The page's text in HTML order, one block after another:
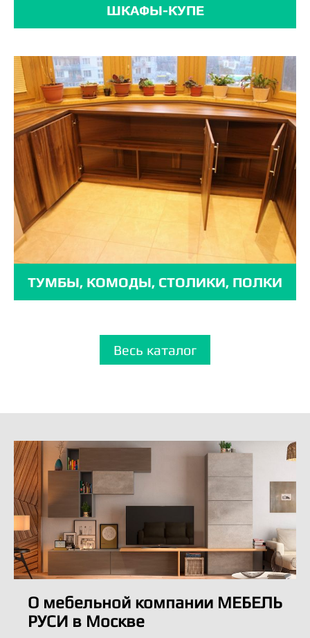
ШКАФЫ-КУПЕ
ТУМБЫ, КОМОДЫ, СТОЛИКИ, ПОЛКИ
Весь каталог
О мебельной компании МЕБЕЛЬ
РУСИ в Москве